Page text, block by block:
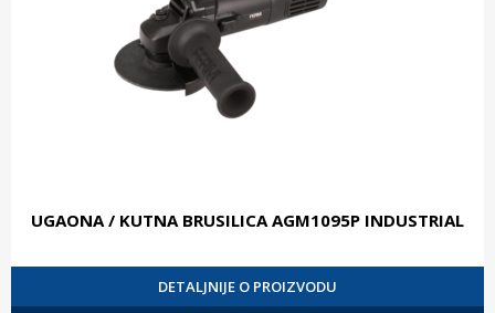
UGAONA / KUTNA BRUSILICA AGM1095P INDUSTRIAL
DETALJNIJE O PROIZVODU